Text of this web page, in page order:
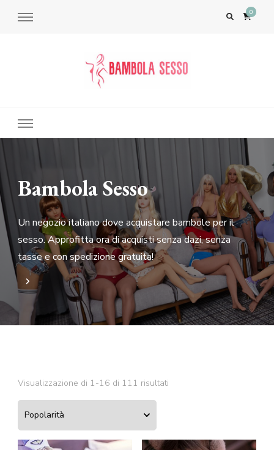
0
Bambola Sesso
Un negozio italiano dove acquistare bambole per il
sesso. Approfitta ora di acquisti senza dazi, senza
tasse e con spedizione gratuita!
Visualizzazione di 1-16 di 111 risultati